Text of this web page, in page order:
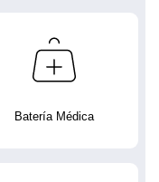
Batería Médica